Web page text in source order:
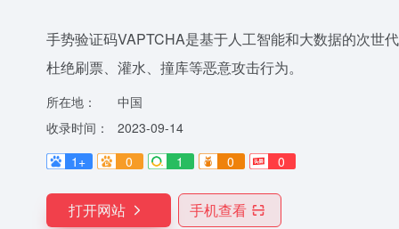
手势验证码VAPTCHA是基于人工智能和大数据的次世
杜绝刷票、灌水、撞库等恶意攻击行为。
所在地：
中国
收录时间：
2023-09-14
1+
0 1 0 0
打开网站 手机查看